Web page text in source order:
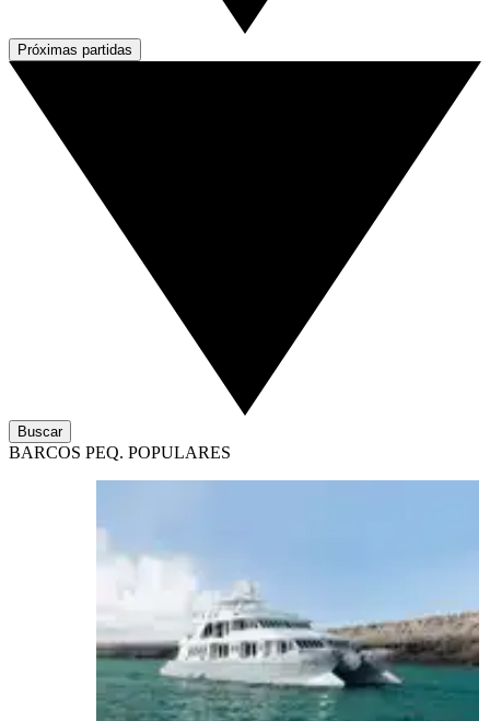
Próximas partidas
Buscar
BARCOS PEQ. POPULARES